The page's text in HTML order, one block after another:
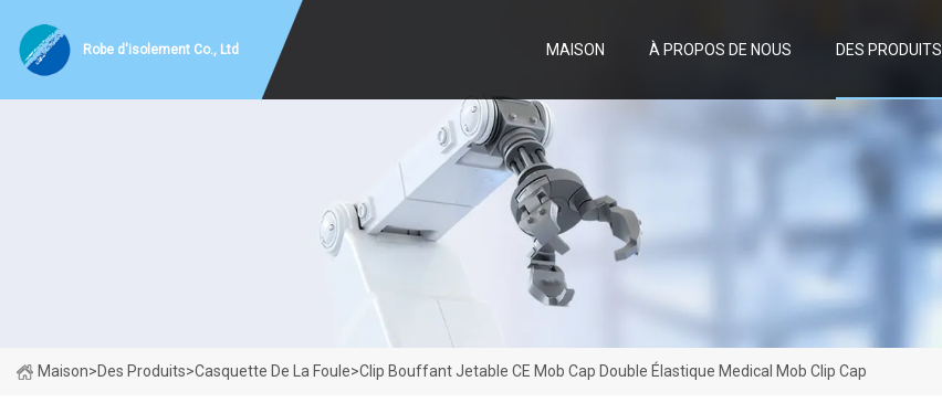
Robe d'isolement Co., Ltd MAISON À PROPOS DE NOUS DES PRODUITS
Maison>Des Produits>Casquette De La Foule>Clip Bouffant Jetable CE Mob Cap Double Élastique Medical Mob Clip Cap